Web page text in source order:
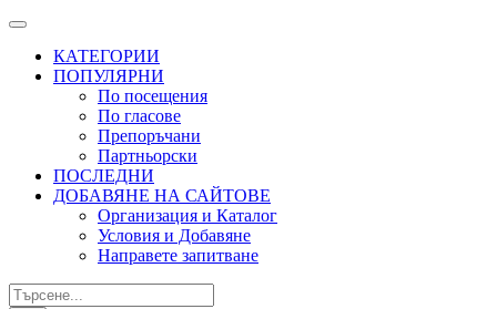
КАТЕГОРИИ
ПОПУЛЯРНИ
По посещения
По гласове
Препоръчани
Партньорски
ПОСЛЕДНИ
ДОБАВЯНЕ НА САЙТОВЕ
Организация и Каталог
Условия и Добавяне
Направете запитване